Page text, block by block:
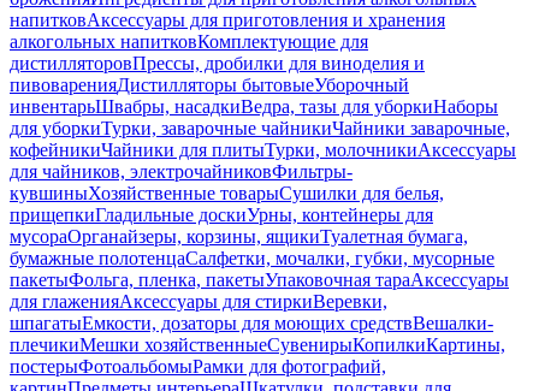
напитковАксессуары для приготовления и хранения
алкогольных напитковКомплектующие для
дистилляторовПрессы, дробилки для виноделия и
пивоваренияДистилляторы бытовыеУборочный
инвентарьШвабры, насадкиВедра, тазы для уборкиНаборы
для уборкиТурки, заварочные чайникиЧайники заварочные,
кофейникиЧайники для плитыТурки, молочникиАксессуары
для чайников, электрочайниковФильтры-
кувшиныХозяйственные товарыСушилки для белья,
прищепкиГладильные доскиУрны, контейнеры для
мусораОрганайзеры, корзины, ящикиТуалетная бумага,
бумажные полотенцаСалфетки, мочалки, губки, мусорные
пакетыФольга, пленка, пакетыУпаковочная тараАксессуары
для глаженияАксессуары для стиркиВеревки,
шпагатыЕмкости, дозаторы для моющих средствВешалки-
плечикиМешки хозяйственныеСувенирыКопилкиКартины,
постерыФотоальбомыРамки для фотографий,